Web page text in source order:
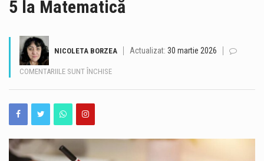
Doi salvamontiști germani, rămași blocați pe un perete muntos din Valea Albă, în Munții Bucegi, au fost recuperați cu succes sâmbătă după-amiază de salvatorii montani prahoveni, într-o intervenție desfășurată în condiții meteorologice dificile. La final, cei doi le-au spus salvatorilor români că nu au crezut că o astfel de operațiune este posibilă în România și că se așteptau la asemenea intervenții doar în Elveția. Cei doi alpiniști, cetățeni germani și salvatori montani la rândul lor, au rămas blocați în peretele Văii Albe din Bucegi și au solicitat ajutorul echipelor Salvamont. Peretele Văii Albe este considerat cel mai mare perete stâncos…
5 la Matematică
NICOLETA BORZEA Actualizat: 30 martie 2026
COMENTARIILE SUNT ÎNCHISEPENTRU